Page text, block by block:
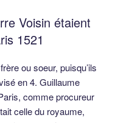
Voisin étaient
1521
ou soeur, puisqu’ils
en 4. Guillaume
comme procureur
celle du royaume,